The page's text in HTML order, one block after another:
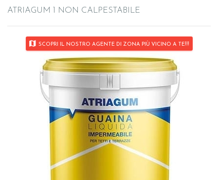
ATRIAGUM 1 NON CALPESTABILE
map SCOPRI IL NOSTRO AGENTE DI ZONA PIÙ VICINO A TE!!!